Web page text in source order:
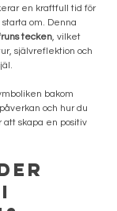
en kraftfull tid för
om. Denna
tecken, vilket
självreflektion och
bakom
och hur du
att skapa en positiv